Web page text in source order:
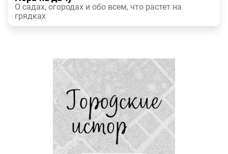
О садах, огородах и обо всем, что растет на
грядках